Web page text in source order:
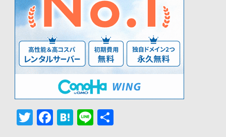
Twitter
Facebook
Hatena
Line
共